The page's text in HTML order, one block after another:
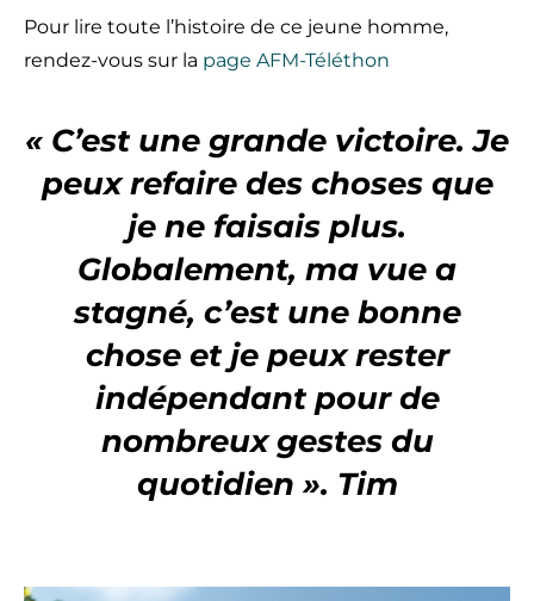
Pour lire toute l’histoire de ce jeune homme,
rendez-vous sur la page AFM-Téléthon
« C’est une grande victoire.Je
peux refaire des choses que
je ne faisais plus.
Globalement, ma vue a
stagné, c’est une bonne
chose et je peux rester
indépendant pour de
nombreux gestes du
quotidien ». Tim